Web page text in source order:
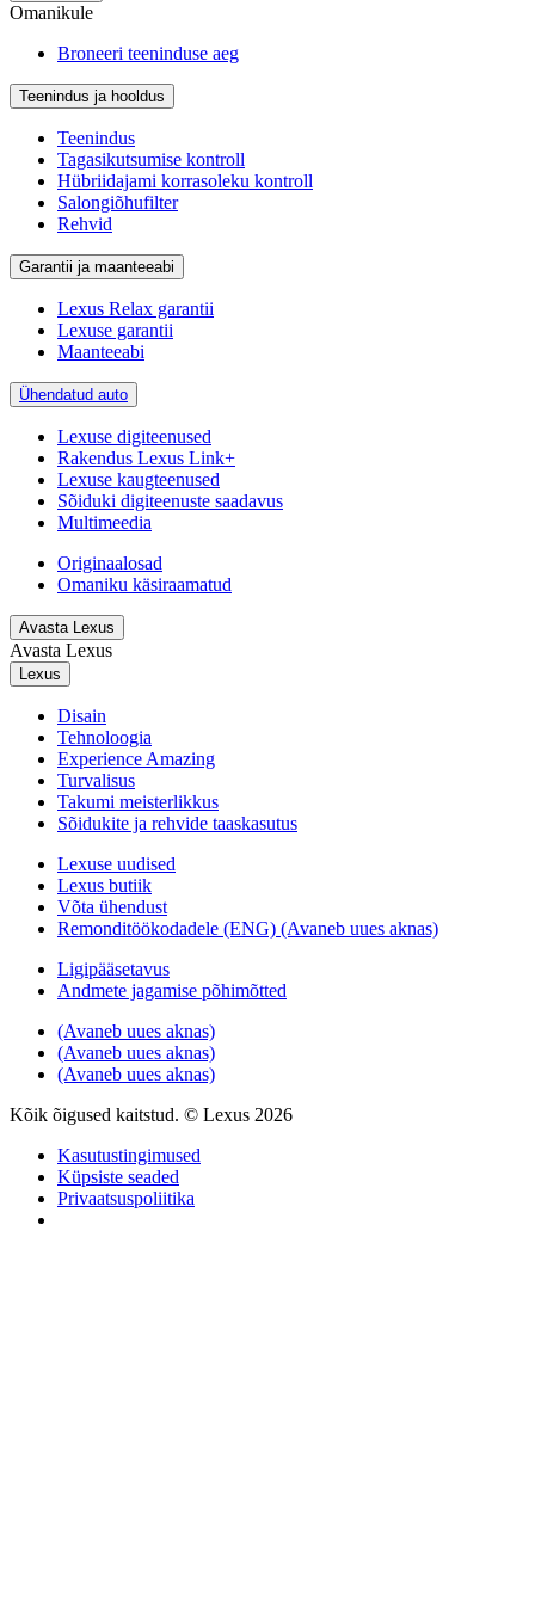
Omanikule
Broneeri teeninduse aeg
Teenindus ja hooldus
Teenindus
Tagasikutsumise kontroll
Hübriidajami korrasoleku kontroll
Salongiõhufilter
Rehvid
Garantii ja maanteeabi
Lexus Relax garantii
Lexuse garantii
Maanteeabi
Ühendatud auto
Lexuse digiteenused
Rakendus Lexus Link+
Lexuse kaugteenused
Sõiduki digiteenuste saadavus
Multimeedia
Originaalosad
Omaniku käsiraamatud
Avasta Lexus
Avasta Lexus
Lexus
Disain
Tehnoloogia
Experience Amazing
Turvalisus
Takumi meisterlikkus
Sõidukite ja rehvide taaskasutus
Lexuse uudised
Lexus butiik
Võta ühendust
Remonditöökodadele (ENG) (Avaneb uues aknas)
Ligipääsetavus
Andmete jagamise põhimõtted
(Avaneb uues aknas)
(Avaneb uues aknas)
(Avaneb uues aknas)
Kõik õigused kaitstud. © Lexus 2026
Kasutustingimused
Küpsiste seaded
Privaatsuspoliitika